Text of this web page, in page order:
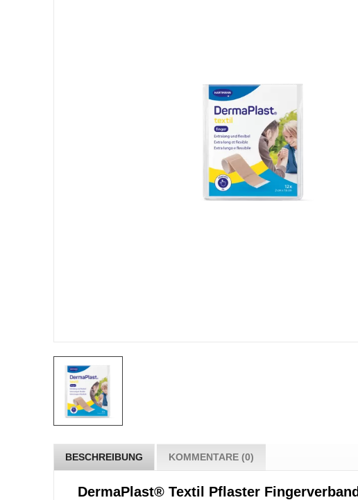
BESCHREIBUNG KOMMENTARE (0)
DermaPlast® Textil Pflaster